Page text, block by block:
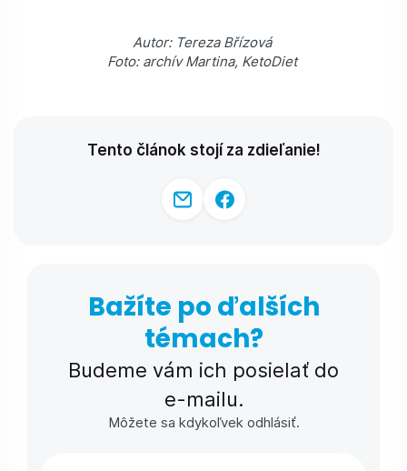
Autor: Tereza Břízová
Foto: archív Martina, KetoDiet
Tento článok stojí za zdieľanie!
Bažíte po ďalších
témach?
Budeme vám ich posielať do
e-⁠mailu.
Môžete sa kdykoľvek odhlásiť.